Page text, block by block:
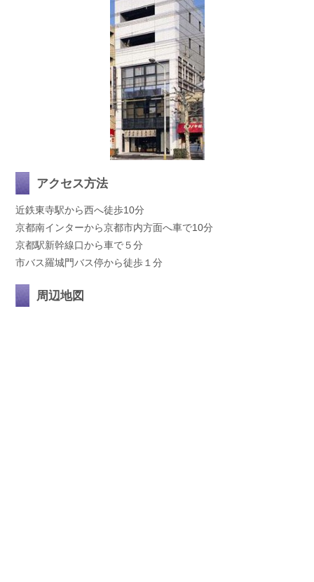
アクセス方法
近鉄東寺駅から西へ徒歩10分
京都南インターから京都市内方面へ車で10分
京都駅新幹線口から車で５分
市バス羅城門バス停から徒歩１分
周辺地図